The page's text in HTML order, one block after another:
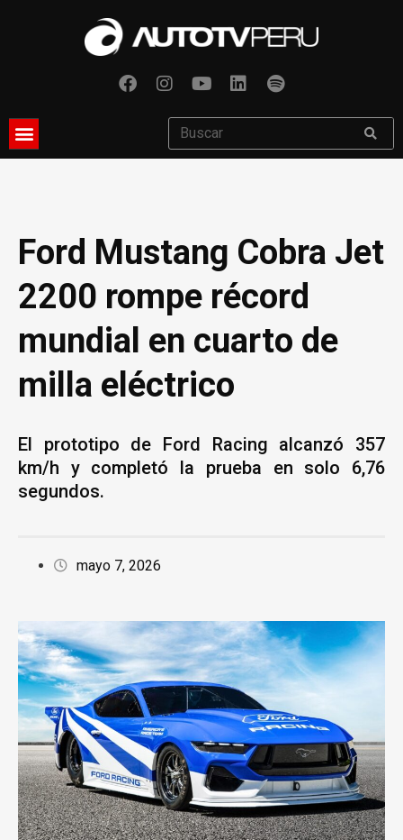
Ford Mustang Cobra Jet
2200 rompe récord
mundial en cuarto de
milla eléctrico
El prototipo de Ford Racing alcanzó 357
km/h y completó la prueba en solo 6,76
segundos.
mayo 7, 2026